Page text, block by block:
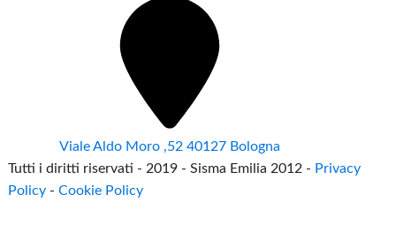
Viale Aldo Moro ,52 40127 Bologna
Tutti i diritti riservati - 2019 - Sisma Emilia 2012 - Privacy
Policy -Cookie Policy